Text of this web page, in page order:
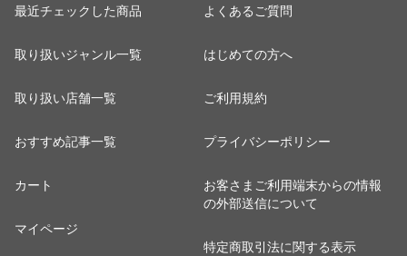
最近チェックした商品
取り扱いジャンル一覧
取り扱い店舗一覧
おすすめ記事一覧
カート
マイページ
よくあるご質問
はじめての方へ
ご利用規約
プライバシーポリシー
お客さまご利用端末からの情報
の外部送信について
特定商取引法に関する表示